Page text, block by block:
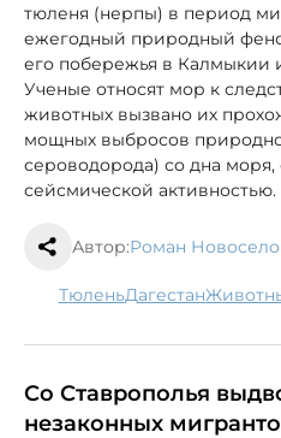
тюленя (нерпы) в период
ежегодный природный
его побережья в Калмыкии
Ученые относят мор к
животных вызвано их
мощных выбросов
сероводорода) со дна моря,
сейсмической активностью.
Автор:Роман
тюлень Дагестан
Со Ставрополья
незаконных